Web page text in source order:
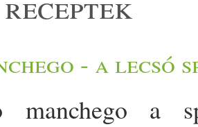
- a lecsó
a